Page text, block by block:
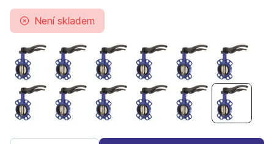
Není skladem
BRANDONI Mezipřírubová klapka WAFER J9 DN 25
BRANDONI Mezipřírubová klapka WAFER J9 DN
BRANDONI Mezipřírubová klapka
BRANDONI Mezipřírubová
BRANDONI
BRANDONI Mezipřírubová klapka WAFER J9 DN 100
BRANDONI Mezipřírubová klapka WAFER J9 DN
BRANDONI Mezipřírubová klapka
BRANDONI Mezipřírubová
BRANDONI